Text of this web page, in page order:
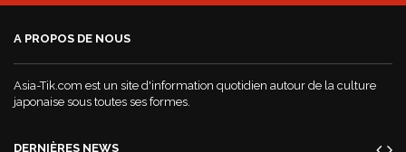
A PROPOS DE NOUS
Asia-Tik.com est un site d'information quotidien autour de la culture
japonaise sous toutes ses formes.
DERNIÈRES NEWS